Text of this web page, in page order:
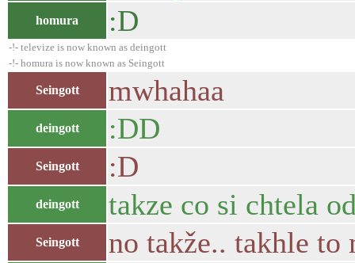
homura :D
-!- televize is now known as deingott
-!- homura is now known as Seingott
Seingott mwhahaa
deingott :DD
Seingott :D
deingott takze co si chtela
Seingott no takže.. takhle to